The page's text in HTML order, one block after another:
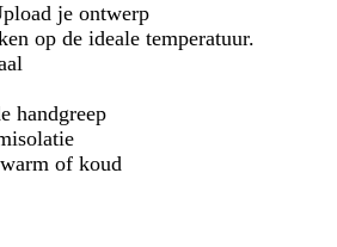
je ontwerp
op de ideale temperatuur.
handgreep
of koud